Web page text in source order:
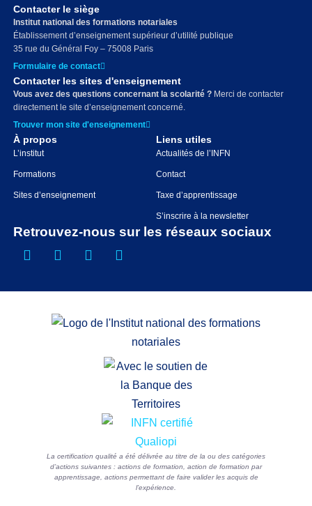
Contacter le siège
Institut national des formations notariales
Établissement d’enseignement supérieur d’utilité publique
35 rue du Général Foy – 75008 Paris
Formulaire de contact
Contacter les sites d'enseignement
Vous avez des questions concernant la scolarité ? Merci de contacter
directement le site d’enseignement concerné.
Trouver mon site d'enseignement
À propos
L’institut
Formations
Sites d’enseignement
Liens utiles
Actualités de l’INFN
Contact
Taxe d’apprentissage
S’inscrire à la newsletter
Retrouvez-nous sur les réseaux sociaux
La certification qualité a été délivrée au titre de la ou des catégories
d’actions suivantes : actions de formation, action de formation par
apprentissage, actions permettant de faire valider les acquis de
l’expérience.